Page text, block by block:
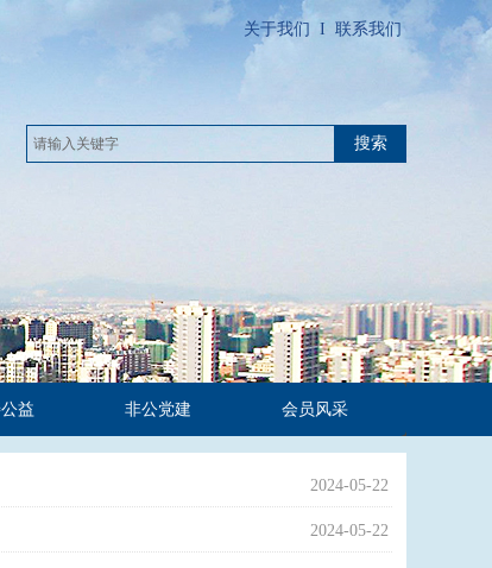
关于我们 I 联系我们
搜索
益 非公党建 会员风采
2024-05-22
2024-05-22